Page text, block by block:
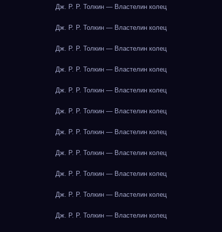
Дж. Р. Р. Толкин — Властелин колец
Дж. Р. Р. Толкин — Властелин колец
Дж. Р. Р. Толкин — Властелин колец
Дж. Р. Р. Толкин — Властелин колец
Дж. Р. Р. Толкин — Властелин колец
Дж. Р. Р. Толкин — Властелин колец
Дж. Р. Р. Толкин — Властелин колец
Дж. Р. Р. Толкин — Властелин колец
Дж. Р. Р. Толкин — Властелин колец
Дж. Р. Р. Толкин — Властелин колец
Дж. Р. Р. Толкин — Властелин колец